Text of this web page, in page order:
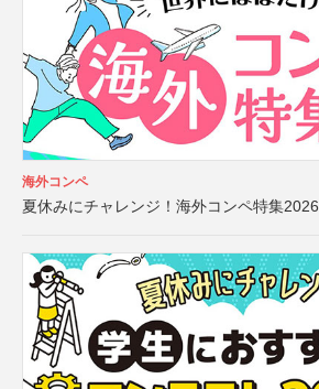
海外コンペ
夏休みにチャレンジ！海外コンペ特集2026